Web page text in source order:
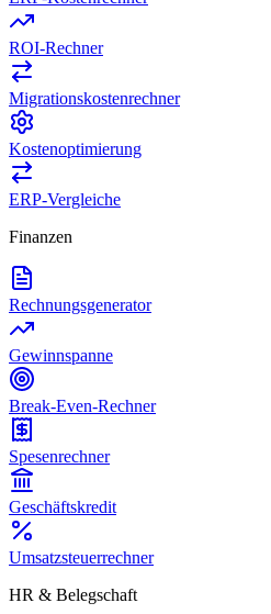
ROI-Rechner
Migrationskostenrechner
Kostenoptimierung
ERP-Vergleiche
Finanzen
Rechnungsgenerator
Gewinnspanne
Break-Even-Rechner
Spesenrechner
Geschäftskredit
Umsatzsteuerrechner
HR & Belegschaft